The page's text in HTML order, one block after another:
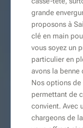
grande
proposons à
clé en main
vous soyez un
particulier en
avons la benne
Nos options
permettant de
convient. Avec
chargeons de